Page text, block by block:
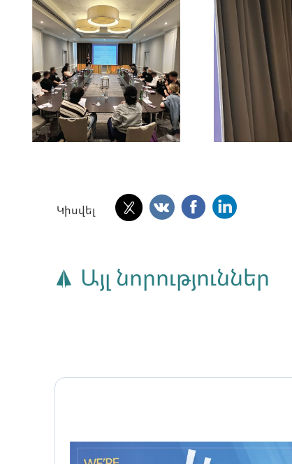
Կիսվել
Այլ նորություններ